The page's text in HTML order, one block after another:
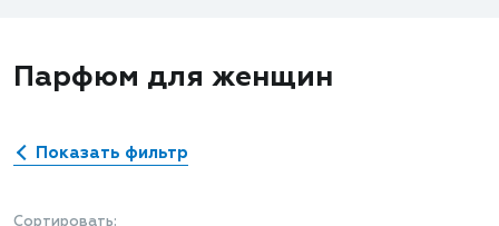
Парфюм для женщин
Показать фильтр
Сортировать: